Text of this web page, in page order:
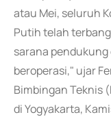
atau Mei, seluruh
Putih telah
sarana
beroperasi," ujar
Bimbingan Teknis
di Yogyakarta,